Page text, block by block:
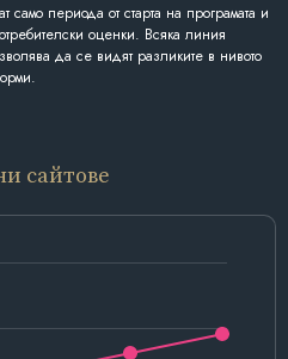
само периода от старта на програмата и
оценки. Всяка линия
да се видят разликите в нивото
сайтове